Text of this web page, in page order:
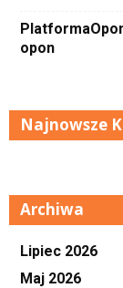
opon
Najnowsze
Archiwa
Lipiec 2026
Maj 2026